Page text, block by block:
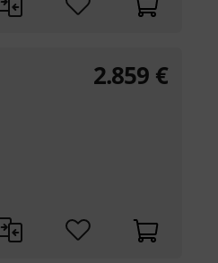
2.859 €